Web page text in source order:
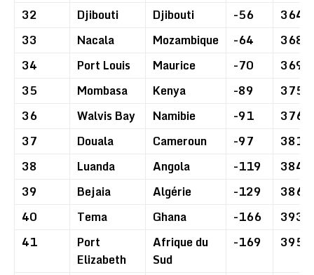
32 Djibouti Djibouti -56
364
33
Nacala Mozambique -64
368
34
Port Louis Maurice -70
369
35
Mombasa Kenya -89
375
36
Walvis Bay Namibie -91
376
37
Douala Cameroun -97
381
38
Luanda Angola -119
384
39
Bejaia Algérie -129
386
40
Tema Ghana -166
393
41
Port
Elizabeth
Afrique du
Sud
-169 395